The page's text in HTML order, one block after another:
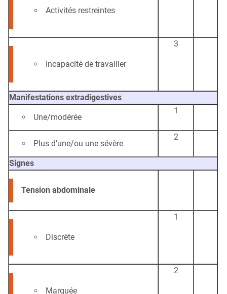
Activités restreintes
Incapacité de travailler
3
Manifestations extradigestives
Une/modérée
1
Plus d’une/ou une sévère
2
Signes
Tension abdominale
Discrète
1
Marquée
2